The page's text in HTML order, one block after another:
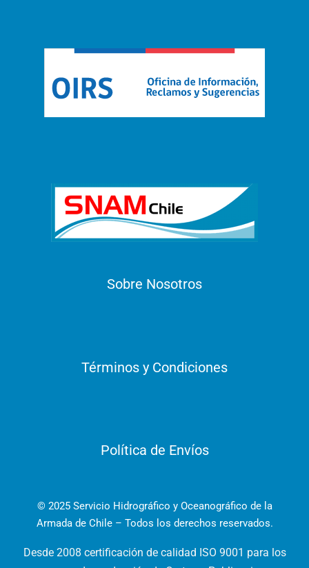
Sobre Nosotros
Términos y Condiciones
Política de Envíos
© 2025 Servicio Hidrográfico y Oceanográfico de la
Armada de Chile – Todos los derechos reservados.
Desde 2008 certificación de calidad ISO 9001 para los